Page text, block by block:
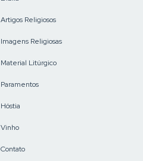
Artigos Religiosos
Imagens Religiosas
Material Litúrgico
Paramentos
Hóstia
Vinho
Contato